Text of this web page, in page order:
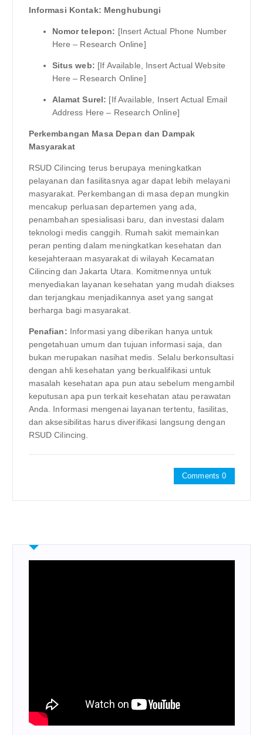
Informasi Kontak: Menghubungi
Nomor telepon: [Insert Actual Phone Number
Here – Research Online]
Situs web: [If Available, Insert Actual Website
Here – Research Online]
Alamat Surel: [If Available, Insert Actual Email
Address Here – Research Online]
Perkembangan Masa Depan dan Dampak
Masyarakat
RSUD Cilincing terus berupaya meningkatkan
pelayanan dan fasilitasnya agar dapat lebih melayani
masyarakat. Perkembangan di masa depan mungkin
mencakup perluasan departemen yang ada,
penambahan spesialisasi baru, dan investasi dalam
teknologi medis canggih. Rumah sakit memainkan
peran penting dalam meningkatkan kesehatan dan
kesejahteraan masyarakat di wilayah Kecamatan
Cilincing dan Jakarta Utara. Komitmennya untuk
menyediakan layanan kesehatan yang mudah diakses
dan terjangkau menjadikannya aset yang sangat
berharga bagi masyarakat.
Penafian: Informasi yang diberikan hanya untuk
pengetahuan umum dan tujuan informasi saja, dan
bukan merupakan nasihat medis. Selalu berkonsultasi
dengan ahli kesehatan yang berkualifikasi untuk
masalah kesehatan apa pun atau sebelum mengambil
keputusan apa pun terkait kesehatan atau perawatan
Anda. Informasi mengenai layanan tertentu, fasilitas,
dan aksesibilitas harus diverifikasi langsung dengan
RSUD Cilincing.
Comments 0